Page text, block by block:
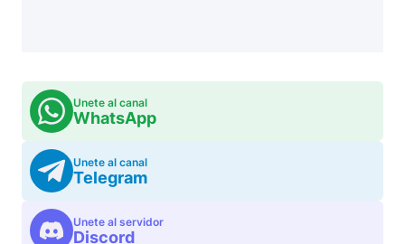
Unete al canal
WhatsApp
Unete al canal
Telegram
Unete al servidor
Discord